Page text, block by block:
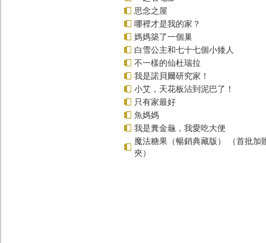
思念之屋
哪裡才是我的家？
媽媽築了一個巢
白雪公主和七十七個小矮人
不一樣的仙杜瑞拉
我是諾貝爾研究家！
小艾，天花板沾到泥巴了！
只有家最好
魚媽媽
我是糞金龜，我愛吃大便
魔法糖果（暢銷典藏版） （首批加
夾）